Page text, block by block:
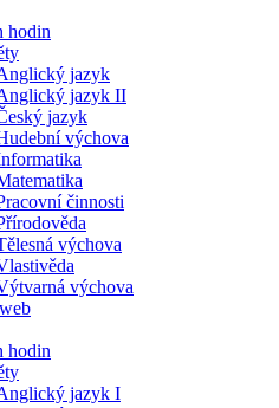
hodin
jazyk
jazyk II
jazyk
výchova
činnosti
výchova
výchova
hodin
jazyk I